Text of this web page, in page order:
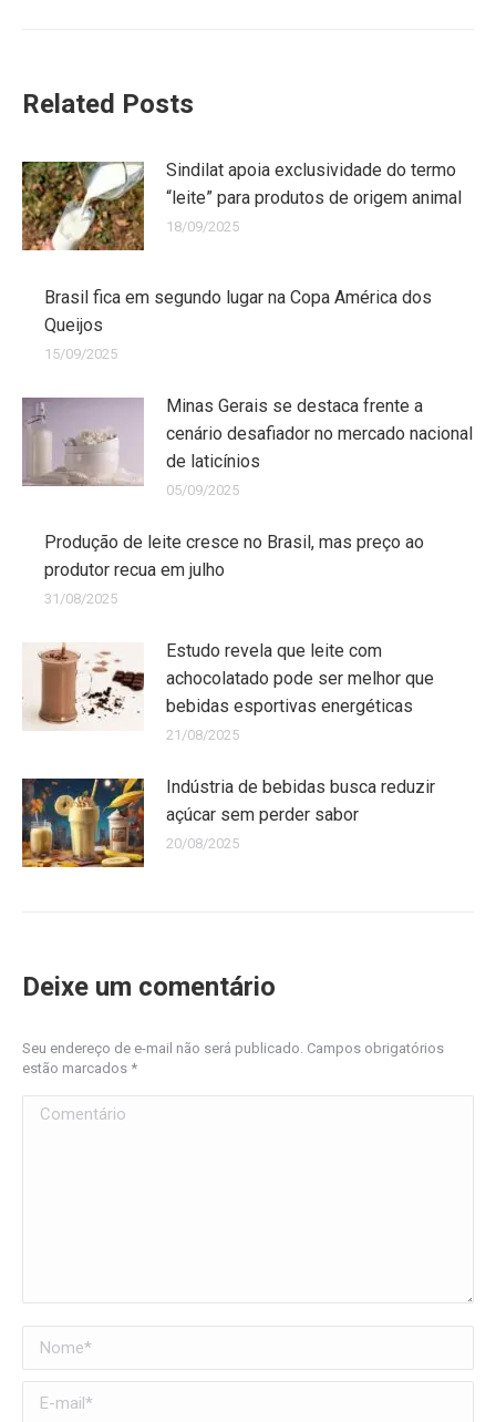
Related Posts
Sindilat apoia exclusividade do termo
“leite” para produtos de origem animal
18/09/2025
Brasil fica em segundo lugar na Copa América dos
Queijos
15/09/2025
Minas Gerais se destaca frente a
cenário desafiador no mercado nacional
de laticínios
05/09/2025
Produção de leite cresce no Brasil, mas preço ao
produtor recua em julho
31/08/2025
Estudo revela que leite com
achocolatado pode ser melhor que
bebidas esportivas energéticas
21/08/2025
Indústria de bebidas busca reduzir
açúcar sem perder sabor
20/08/2025
Deixe um comentário
Seu endereço de e-mail não será publicado. Campos obrigatórios
estão marcados *
Comentário
Nome *
E-mail *